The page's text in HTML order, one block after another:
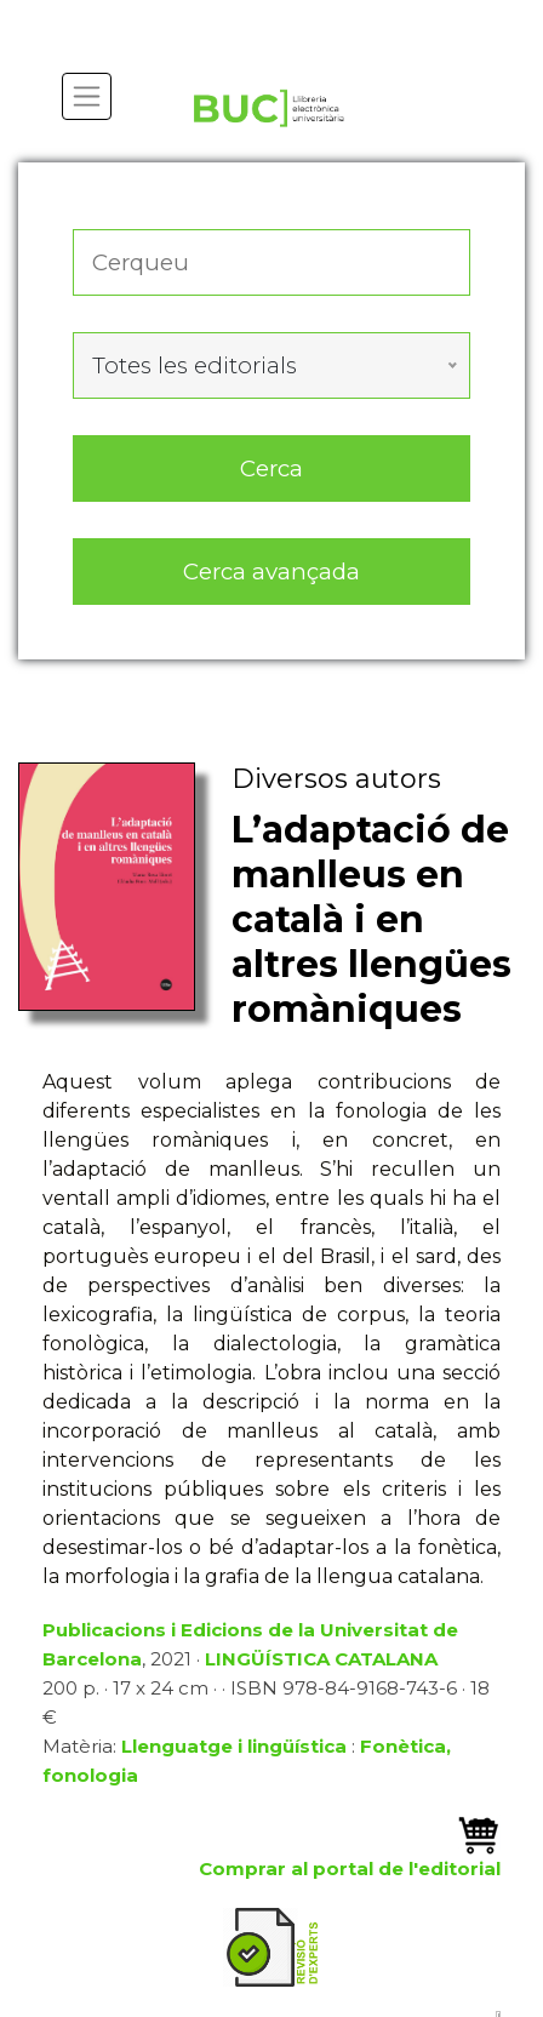
Totes les editorials
Cerca
Cerca avançada
Diversos autors
L’adaptació de
manlleus en
català i en
altres llengües
romàniques
Aquest volum aplega contribucions de
diferents especialistes en la fonologia de les
llengües romàniques i, en concret, en
l’adaptació de manlleus. S’hi recullen un
ventall ampli d’idiomes, entre les quals hi ha el
català, l’espanyol, el francès, l’italià, el
portuguès europeu i el del Brasil, i el sard, des
de perspectives d’anàlisi ben diverses: la
lexicografia, la lingüística de corpus, la teoria
fonològica, la dialectologia, la gramàtica
històrica i l’etimologia. L’obra inclou una secció
dedicada a la descripció i la norma en la
incorporació de manlleus al català, amb
intervencions de representants de les
institucions públiques sobre els criteris i les
orientacions que se segueixen a l’hora de
desestimar-los o bé d’adaptar-los a la fonètica,
la morfologia i la grafia de la llengua catalana.
Publicacions i Edicions de la Universitat de
Barcelona, 2021 · LINGÜÍSTICA CATALANA
200 p. · 17 x 24 cm · · ISBN 978-84-9168-743-6 · 18
€
Matèria: Llenguatge i lingüística : Fonètica,
fonologia
Comprar al portal de l'editorial